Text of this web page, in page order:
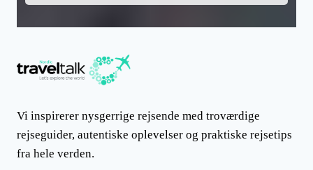
Vi inspirerer nysgerrige rejsende med troværdige
rejseguider, autentiske oplevelser og praktiske rejsetips
fra hele verden.